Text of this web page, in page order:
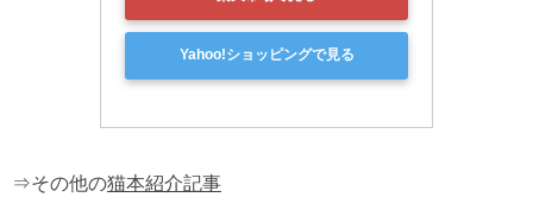
Yahoo!ショッピングで見る
⇒その他の猫本紹介記事